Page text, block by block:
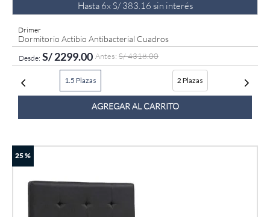
Hasta 6xS/ 383 16 sin interés
Drimer
Dormitorio Actibio Antibacterial Cuadros
S/2299.00 S/4318.00
1.5 Plazas 2 Plazas
AGREGAR AL CARRITO
25 %